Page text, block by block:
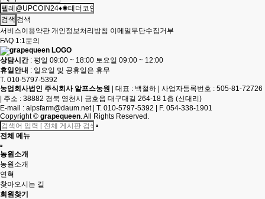
검색
서비스이용약관 개인정보처리방침 이메일무단수집거부
FAQ 1:1문의
상담시간: 평일 09:00 ~ 18:00 토요일 09:00 ~ 12:00
휴일안내 : 일요일 및 공휴일은 휴무
T. 010-5797-5392
농업회사법인 주식회사 알프스농원
대표 : 백철하
사업자등록번호 : 505-81-72726
주소 : 38882 경북 영천시 금호읍 대구대길 264-18 1층 (신대리)
E-mail : alpsfarm@daum.net T. 010-5797-5392
F. 054-338-1901
Copyright© grapequeen. All Rights Reserved.
전체 메뉴
농원소개
농원소개
연혁
찾아오시는 길
회원찾기